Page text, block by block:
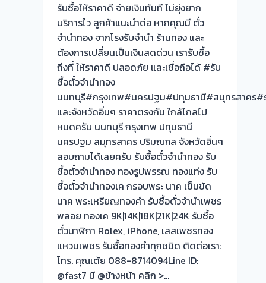
รับซื้อให้ราคาดี จ่ายเงินทันที ไม่ยุ่งยาก
บริการไว ลูกค้าแนะนำต่อ หากคุณมี ตั๋ว
จำนำทอง จากโรงรับจำนำ ร้านทอง และ
ต้องการเปลี่ยนเป็นเงินสดด่วน เรารับซื้อ
ถึงที่ ให้ราคาดี ปลอดภัย และเชื่อถือได้ #รับ
ซื้อตั๋วจำนำทอง
นนทบุรี#กรุงเทพ#นครปฐม#ปทุมธานี#สมุทรสาคร#
และจังหวัดอิ่นๆ ราคาตรงกัน ใกล้ไกลไป
หมดครับ นนทบุรี กรุงเทพ ปทุมธานี
นครปฐม สมุทรสาคร ปริมณฑล จังหวัดอิ่นๆ
สอบถามได้เลยครับ รับซื้อตั๋วจำนำทอง รับ
ซื้อตั๋วจำนำทอง ทองรูปพรรณ ทองแท่ง รับ
ซื้อตั๋วจำนำทองเค กรอบพระ นาค เข็มขัด
นาค พระเหรียญทองคำ รับซื้อตั๋วจำนำเพชร
พลอย ทองเค 9K|14K|18K|21K|24K รับซื้อ
ตั๋วนาฬิกา Rolex, iPhone, เลสเพชรทอง
แหวนเพชร รับซื้อทองคำทุกชนิด ติดต่อเรา:
โทร. คุณเต้ย 088-8714094Line ID:
@fast7 มี @ข้างหน้า คลิก >…